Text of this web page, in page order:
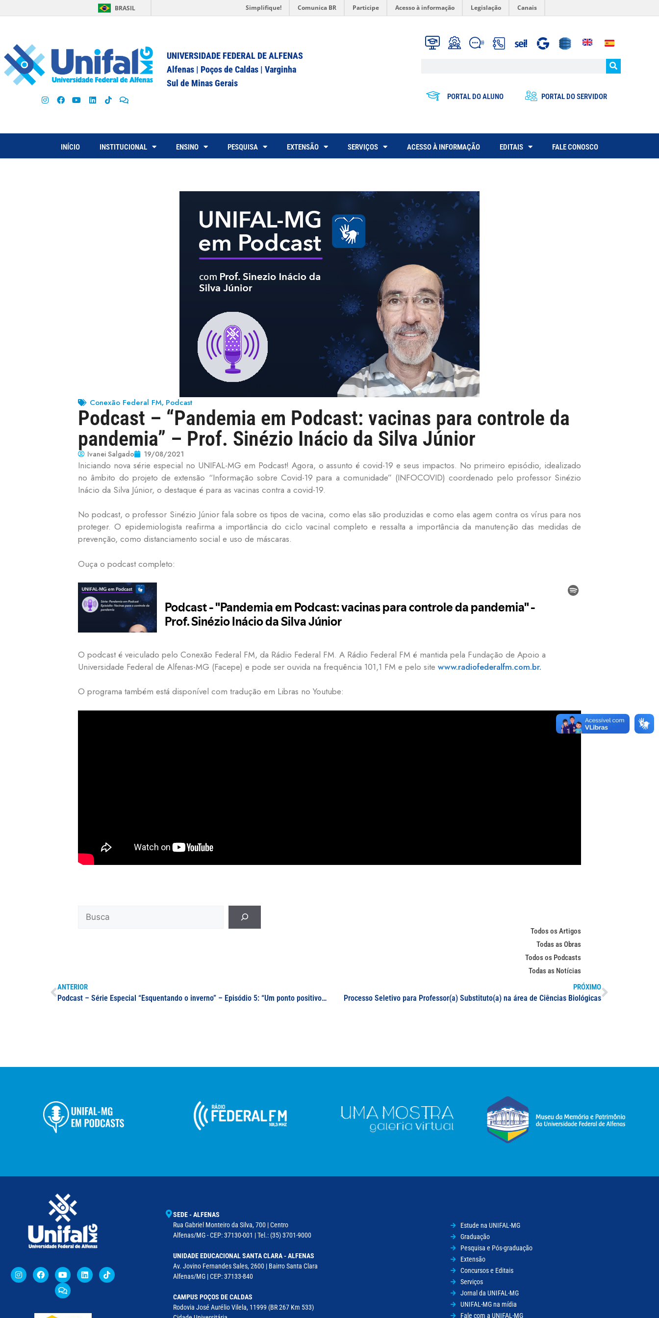
BRASIL Simplifique! Comunica BR Participe Acesso à informação Legislação Canais
UNIVERSIDADE FEDERAL DE ALFENAS
Alfenas | Poços de Caldas | Varginha
Sul de Minas Gerais
PORTAL DO ALUNO PORTAL DO SERVIDOR
INÍCIO INSTITUCIONAL ENSINO PESQUISA EXTENSÃO SERVIÇOS ACESSO À INFORMAÇÃO EDITAIS FALE CONOSCO
Conexão Federal FM, Podcast
Podcast – “Pandemia em Podcast: vacinas para controle da
pandemia” – Prof. Sinézio Inácio da Silva Júnior
Ivanei Salgado 19/08/2021
Iniciando nova série especial no UNIFAL-MG em Podcast! Agora, o assunto é covid-19 e seus impactos. No primeiro episódio, idealizado
no âmbito do projeto de extensão “Informação sobre Covid-19 para a comunidade” (INFOCOVID) coordenado pelo professor Sinézio
Inácio da Silva Júnior, o destaque é para as vacinas contra a covid-19.
No podcast, o professor Sinézio Júnior fala sobre os tipos de vacina, como elas são produzidas e como elas agem contra os vírus para nos
proteger. O epidemiologista reafirma a importância do ciclo vacinal completo e ressalta a importância da manutenção das medidas de
prevenção, como distanciamento social e uso de máscaras.
Ouça o podcast completo:
O podcast é veiculado pelo Conexão Federal FM, da Rádio Federal FM. A Rádio Federal FM é mantida pela Fundação de Apoio a
Universidade Federal de Alfenas-MG (Facepe) e pode ser ouvida na frequência 101,1 FM e pelo site www.radiofederalfm.com.br.
O programa também está disponível com tradução em Libras no Youtube:
Todos os Artigos
Todas as Obras
Todos os Podcasts
Todas as Notícias
ANTERIOR
Podcast – Série Especial “Esquentando o inverno” – Episódio 5: “Um ponto positivo? A geladeira!” – Prof. Daniel Juliano Pamplona da Silva
PRÓXIMO
Processo Seletivo para Professor(a) Substituto(a) na área de Ciências Biológicas
SEDE - ALFENAS
Rua Gabriel Monteiro da Silva, 700 | Centro
Alfenas/MG - CEP: 37130-001 | Tel.: (35) 3701-9000
UNIDADE EDUCACIONAL SANTA CLARA - ALFENAS
Av. Jovino Fernandes Sales, 2600 | Bairro Santa Clara
Alfenas/MG | CEP: 37133-840
CAMPUS POÇOS DE CALDAS
Rodovia José Aurélio Vilela, 11999 (BR 267 Km 533)
Estude na UNIFAL-MG
Graduação
Pesquisa e Pós-graduação
Extensão
Concursos e Editais
Serviços
Jornal da UNIFAL-MG
UNIFAL-MG na mídia
Fale com a UNIFAL-MG